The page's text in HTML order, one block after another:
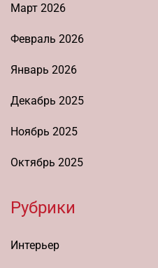
Март 2026
Февраль 2026
Январь 2026
Декабрь 2025
Ноябрь 2025
Октябрь 2025
Рубрики
Интерьер